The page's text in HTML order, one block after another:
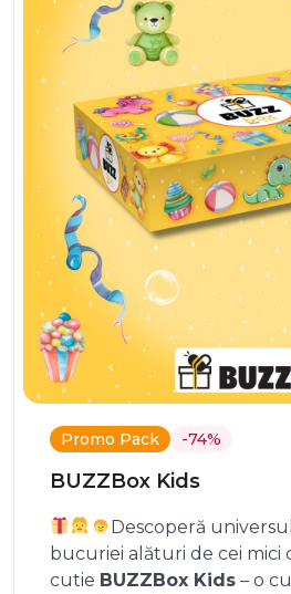
Promo Pack -74%
BUZZBox Kids
Descoperă
bucuriei alături de cei mici
cutie BUZZBox Kids – o